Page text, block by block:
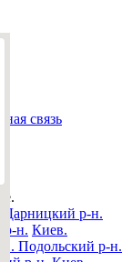
связь
Дарницкий р-н.
р-н. Киев.
Подольский р-н.